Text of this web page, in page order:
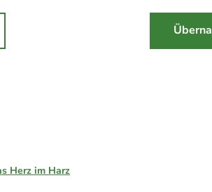
Herz im Harz